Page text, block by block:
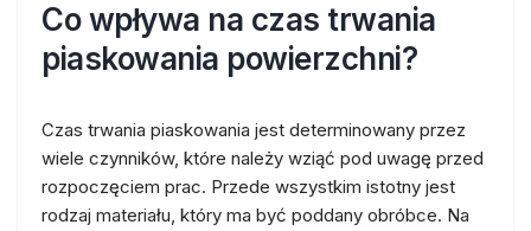
Co wpływa na czas trwania
piaskowania powierzchni?
Czas trwania piaskowania jest determinowany przez
wiele czynników, które należy wziąć pod uwagę przed
rozpoczęciem prac. Przede wszystkim istotny jest
rodzaj materiału, który ma być poddany obróbce. Na